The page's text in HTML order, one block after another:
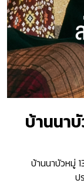
บ้านนา
บ้านนาบัวหมู่
ป